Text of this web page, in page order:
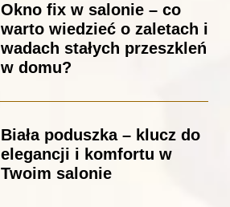
Okno fix w salonie – co
warto wiedzieć o zaletach i
wadach stałych przeszkleń
w domu?
Biała poduszka – klucz do
elegancji i komfortu w
Twoim salonie